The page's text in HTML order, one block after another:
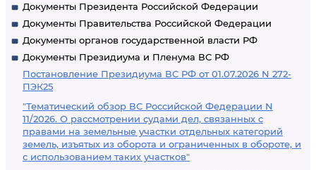
Документы Президента Российской Федерации
Документы Правительства Российской Федерации
Документы органов государственной власти РФ
Документы Президиума и Пленума ВС РФ
Постановление Президиума ВС РФ от 01.07.2026 N 272-
ПЭК25
"Тематический обзор ВС Российской Федерации N
11/2026. О рассмотрении судами дел, связанных с
правами на земельные участки отдельных категорий
земель, изъятых из оборота и ограниченных в обороте, и
с использованием таких участков"